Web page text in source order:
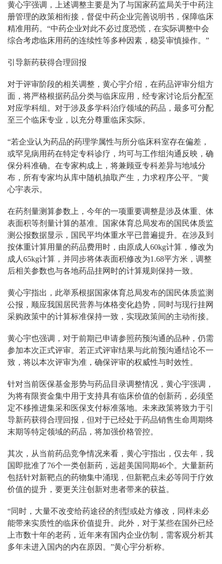
黄心宇强调，上述调整主要是为了与国家药监局关于中药注
册管理的政策相衔接，督促中药企业完善说明书，保障临床
精准用药。“中药企业对此不必过度恐慌，在实际调整中会
综合考虑临床用药的连续性等多种因素，稳妥审慎操作。”
引导新药获得合理回报
对于评审阶段的相关调整，黄心宇介绍，在药品评审分组方
面，将严格根据药品分类与临床应用，经专家讨论后分配至
对应学科组。对于涉及多学科治疗领域的药品，最多可分配
至三个临床专业，以充分尊重临床实际。
“若企业认为药品的药理学属性与所分临床科室存在偏差，
或罕见病用药在特定专科诊疗，均可与工作组沟通反映，确
保分科准确。在专家构成上，将兼顾亚专科差异与地域分
布，所有专家均从库中随机抽取产生，力求程序公平。”黄
心宇表示。
在药剂量测算参数上，今年的一项重要调整是涉及体重、体
表面积等剂量计算的基准。国家体育总局发布的国民体质监
测公报数据显示，国民平均体重水平已普遍提升。在涉及到
按体重计算用量的药品费用时，由原成人60kg计算，修改为
成人65kg计算，并同步将体表面积修改为1.68平方米，调整
后相关参数也与各地药品挂网时的计算规则保持一致。
黄心宇指出，此举系根据国家体育总局发布的国民体质监测
公报，顺应我国居民营养与体格变化趋势，同时与现行挂网
采购政策中的计算标准保持一致，实现政策间的主动衔接。
黄心宇也强调，对于前期已申请参照药预沟通的品种，仍需
参加本次正式评审。若正式评审结果与此前预沟通结论不一
致，将以本次评审为准，确保评审的权威性与时效性。
针对当前医保基金形势与药品目录调整情况，黄心宇强调，
为将有限资金集中用于支持具有临床价值的创新药，必须坚
定不移推进集采和医保支付标准落地。未来政策将致力于引
导新药获得合理回报，但对于已经处于药品销售生命周期终
末期等特定领域的药品，将加强价格管控。
其次，从当前药品竞争情况来看，黄心宇指出，仅去年，我
国即批准了76个一类创新药，远超美国同期46个。大量新药
包括针对新靶点的药物集中涌现，但新靶点未必等同于疗效
价值的提升，要更关注创新对患者带来的获益。
“同时，大量不改变给药途径的剂型或处方修改，同样未必
能带来实质性的临床价值提升。此外，对于某些在国外已经
上市数十年的老药，近年来有国内企业仿制，需客观分析其
多年未进入国内的内在原因。”黄心宇分析称。